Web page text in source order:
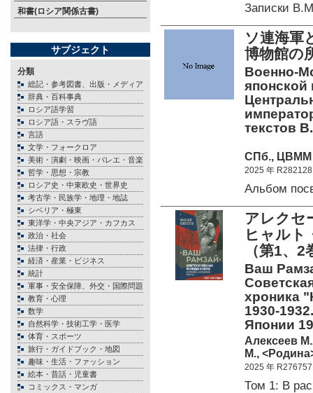
和書(ロシア関係古書)
サブジェクト
分類
総記・参考図書、出版・メディア
辞典・百科事典
ロシア語学習
ロシア語・スラヴ語
言語
文学・フォークロア
美術・演劇・映画・バレエ・音楽
哲学・思想・宗教
ロシア史・中東欧史・世界史
考古学・民族学・地理・地誌
シベリア・極東
東洋学・中央アジア・カフカス
政治・社会
法律・行政
経済・産業・ビジネス
統計
軍事・安全保障、外交・国際問題
教育・心理
数学
自然科学・技術工学・医学
体育・スポーツ
旅行・ガイドブック・地図
趣味・生活・ファッション
絵本・昔話・児童書
コミックス・マンガ
Записки
ソ連海軍
博物館
Военно-
японской
текстов
СПб., ЦВММ
2025 年 R282128
Альбом
アレク
ヒャル
（第1、
Ваш
хроника
1930-
Японии
Алексеев
М.,
2025 年 R276757
Том 1: В